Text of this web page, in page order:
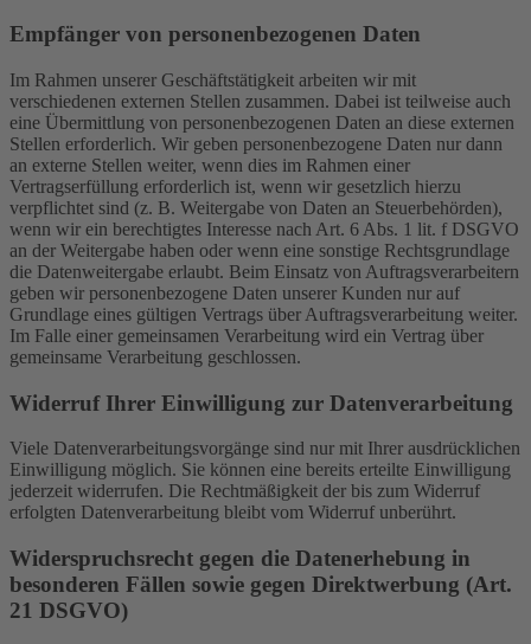
Empfänger von personenbezogenen Daten
Im Rahmen unserer Geschäftstätigkeit arbeiten wir mit
verschiedenen externen Stellen zusammen. Dabei ist teilweise auch
eine Übermittlung von personenbezogenen Daten an diese externen
Stellen erforderlich. Wir geben personenbezogene Daten nur dann
an externe Stellen weiter, wenn dies im Rahmen einer
Vertragserfüllung erforderlich ist, wenn wir gesetzlich hierzu
verpflichtet sind (z. B. Weitergabe von Daten an Steuerbehörden),
wenn wir ein berechtigtes Interesse nach Art. 6 Abs. 1 lit. f DSGVO
an der Weitergabe haben oder wenn eine sonstige Rechtsgrundlage
die Datenweitergabe erlaubt. Beim Einsatz von Auftragsverarbeitern
geben wir personenbezogene Daten unserer Kunden nur auf
Grundlage eines gültigen Vertrags über Auftragsverarbeitung weiter.
Im Falle einer gemeinsamen Verarbeitung wird ein Vertrag über
gemeinsame Verarbeitung geschlossen.
Widerruf Ihrer Einwilligung zur Datenverarbeitung
Viele Datenverarbeitungsvorgänge sind nur mit Ihrer ausdrücklichen
Einwilligung möglich. Sie können eine bereits erteilte Einwilligung
jederzeit widerrufen. Die Rechtmäßigkeit der bis zum Widerruf
erfolgten Datenverarbeitung bleibt vom Widerruf unberührt.
Widerspruchsrecht gegen die Datenerhebung in
besonderen Fällen sowie gegen Direktwerbung (Art.
21 DSGVO)